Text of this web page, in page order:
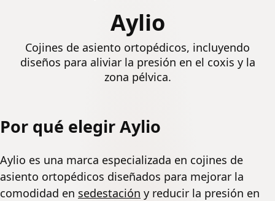
Aylio
Cojines de asiento ortopédicos, incluyendo
diseños para aliviar la presión en el coxis y la
zona pélvica.
Por qué elegir Aylio
Aylio es una marca especializada en cojines de
asiento ortopédicos diseñados para mejorar la
comodidad en sedestación y reducir la presión en